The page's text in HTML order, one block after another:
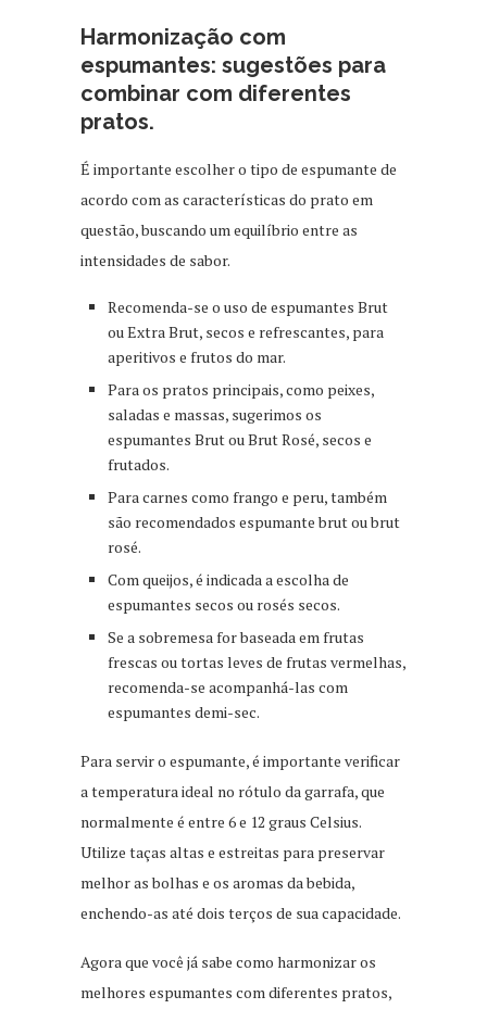
Harmonização com
espumantes: sugestões para
combinar com diferentes
pratos.
É importante escolher o tipo de espumante de
acordo com as características do prato em
questão, buscando um equilíbrio entre as
intensidades de sabor.
Recomenda-se o uso de espumantes Brut
ou Extra Brut, secos e refrescantes, para
aperitivos e frutos do mar.
Para os pratos principais, como peixes,
saladas e massas, sugerimos os
espumantes Brut ou Brut Rosé, secos e
frutados.
Para carnes como frango e peru, também
são recomendados espumante brut ou brut
rosé.
Com queijos, é indicada a escolha de
espumantes secos ou rosés secos.
Se a sobremesa for baseada em frutas
frescas ou tortas leves de frutas vermelhas,
recomenda-se acompanhá-las com
espumantes demi-sec.
Para servir o espumante, é importante verificar
a temperatura ideal no rótulo da garrafa, que
normalmente é entre 6 e 12 graus Celsius.
Utilize taças altas e estreitas para preservar
melhor as bolhas e os aromas da bebida,
enchendo-as até dois terços de sua capacidade.
Agora que você já sabe como harmonizar os
melhores espumantes com diferentes pratos,